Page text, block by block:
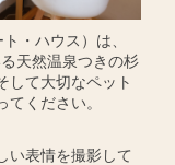
・ハウス）は、
天然温泉つきの杉
して大切なペット
ください。
い表情を撮影して